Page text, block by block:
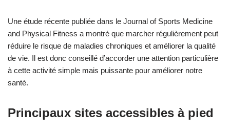
Une étude récente publiée dans le Journal of Sports Medicine
and Physical Fitness a montré que marcher régulièrement peut
réduire le risque de maladies chroniques et améliorer la qualité
de vie. Il est donc conseillé d’accorder une attention particulière
à cette activité simple mais puissante pour améliorer notre
santé.
Principaux sites accessibles à pied